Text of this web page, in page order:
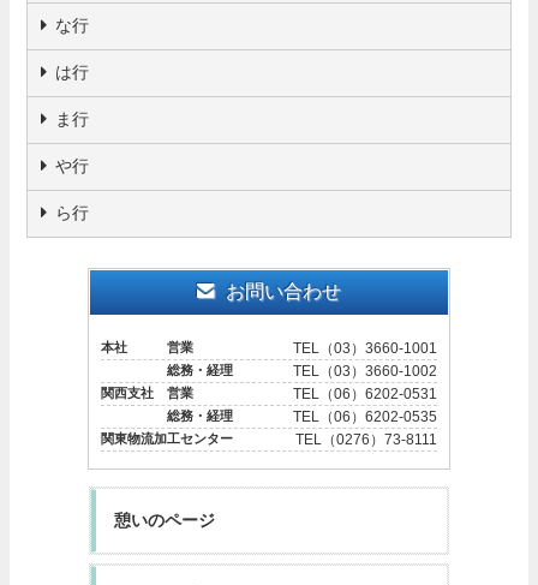
な行
は行
ま行
や行
ら行
お問い合わせ
本社 営業 TEL（03）3660-1001
総務・経理 TEL（03）3660-1002
関西支社 営業 TEL（06）6202-0531
総務・経理 TEL（06）6202-0535
関東物流加工センター TEL（0276）73-8111
憩いのページ